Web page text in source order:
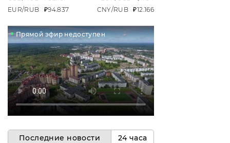
EUR/RUB
₽94.837 CNY/RUB ₽12.166
Прямой эфир недоступен
Последние новости 24 часа